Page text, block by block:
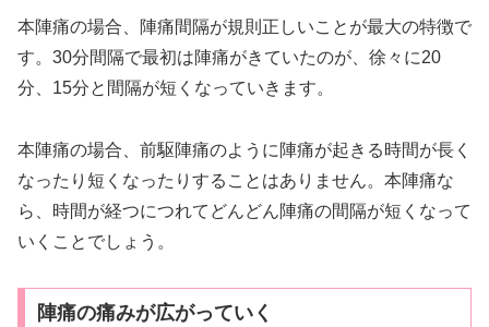
本陣痛の場合、陣痛間隔が規則正しいことが最大の特徴で
す。30分間隔で最初は陣痛がきていたのが、徐々に20
分、15分と間隔が短くなっていきます。
本陣痛の場合、前駆陣痛のように陣痛が起きる時間が長く
なったり短くなったりすることはありません。本陣痛な
ら、時間が経つにつれてどんどん陣痛の間隔が短くなって
いくことでしょう。
陣痛の痛みが広がっていく